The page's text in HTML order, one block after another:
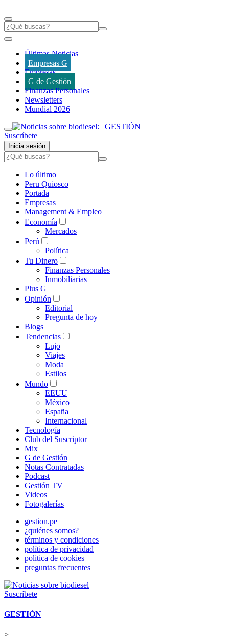
Últimas Noticias
Empresas G
Empresas
G de Gestión
Finanzas Personales
Newsletters
Mundial 2026
Suscríbete
Inicia sesión
Lo último
Peru Quiosco
Portada
Empresas
Management & Empleo
Economía
Mercados
Perú
Política
Tu Dinero
Finanzas Personales
Inmobiliarias
Plus G
Opinión
Editorial
Pregunta de hoy
Blogs
Tendencias
Lujo
Viajes
Moda
Estilos
Mundo
EEUU
México
España
Internacional
Tecnología
Club del Suscriptor
Mix
G de Gestión
Notas Contratadas
Podcast
Gestión TV
Videos
Fotogalerías
gestion.pe
¿quiénes somos?
términos y condiciones
política de privacidad
politica de cookies
preguntas frecuentes
Suscríbete
GESTIÓN
>